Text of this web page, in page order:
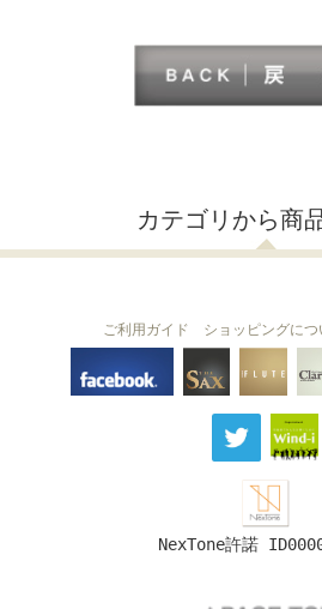
カテゴリから商
THE SAX The
Ocarina
ご利用ガイド ショッピングにつ
NexTone許諾